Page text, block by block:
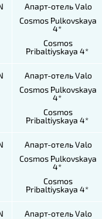
Апарт-отель Valo
Cosmos Pulkovskaya
4*
Cosmos
Pribaltiyskaya 4*
Апарт-отель Valo
Cosmos Pulkovskaya
4*
Cosmos
Pribaltiyskaya 4*
Апарт-отель Valo
Cosmos Pulkovskaya
4*
Cosmos
Pribaltiyskaya 4*
Апарт-отель Valo